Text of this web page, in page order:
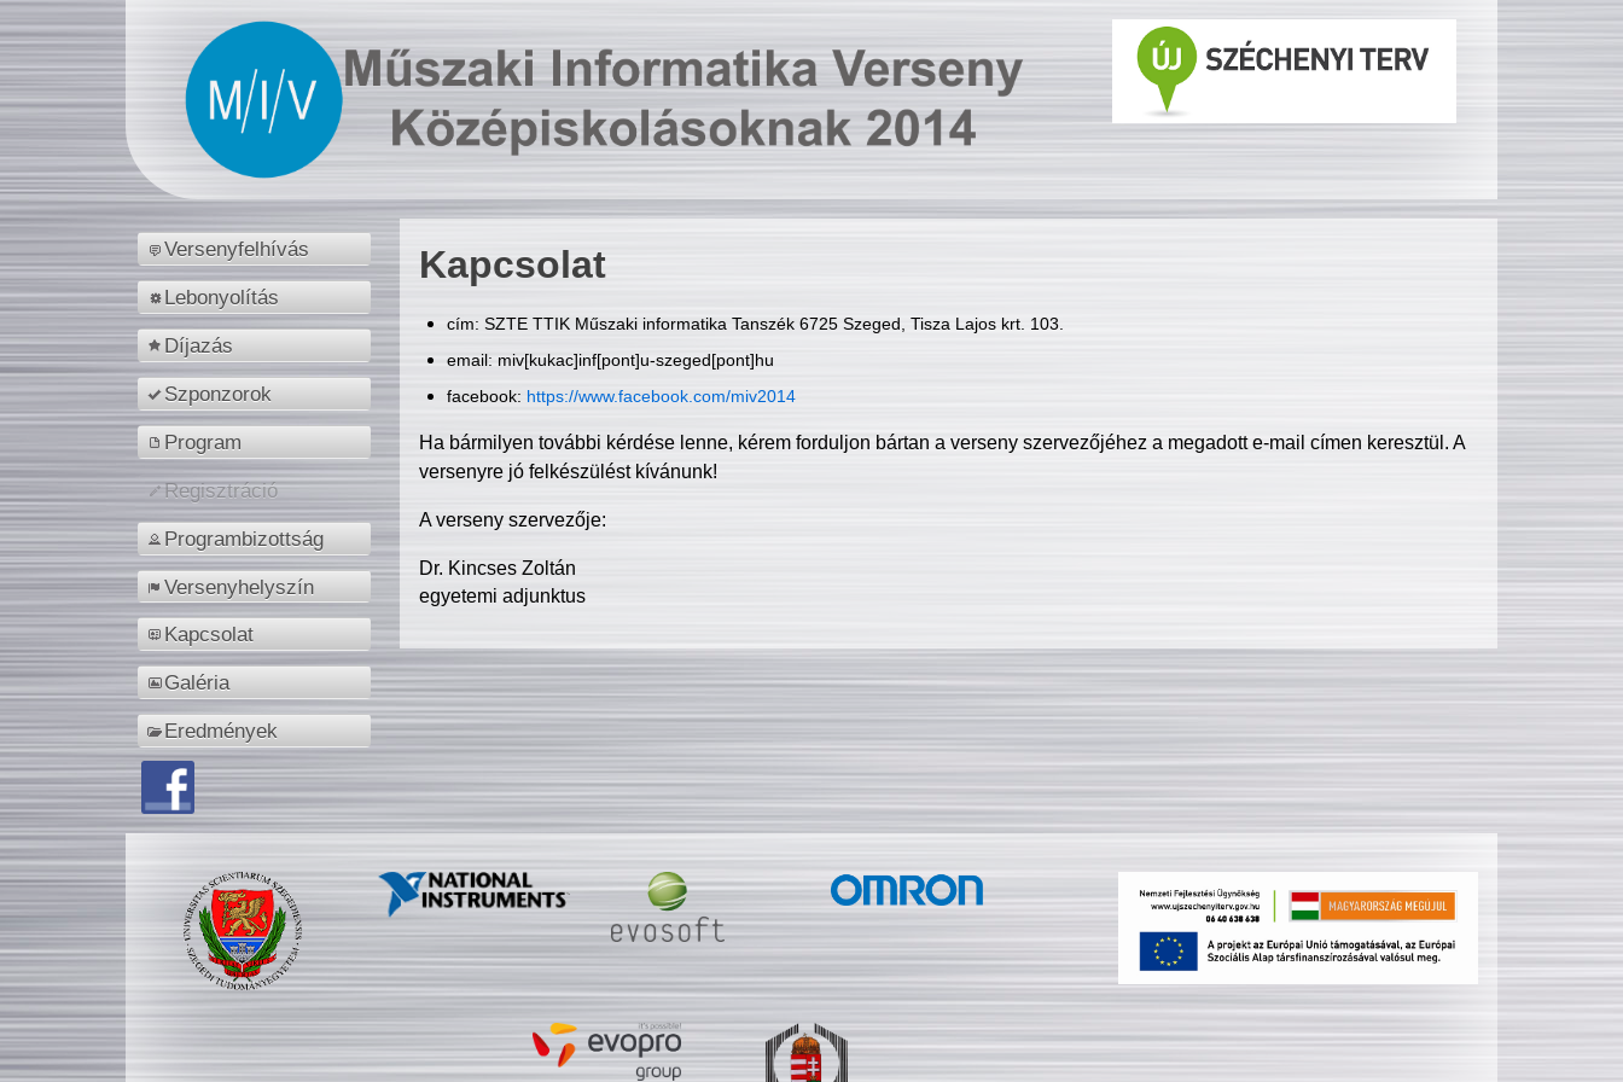
Versenyfelhívás
Lebonyolítás
Díjazás
Szponzorok
Program
Regisztráció
Programbizottság
Versenyhelyszín
Kapcsolat
Galéria
Eredmények
Kapcsolat
cím: SZTE TTIK Műszaki informatika Tanszék 6725 Szeged, Tisza Lajos krt. 103.
email: miv[kukac]inf[pont]u-szeged[pont]hu
facebook: https://www.facebook.com/miv2014
Ha bármilyen további kérdése lenne, kérem forduljon bártan a verseny szervezőjéhez a megadott e-mail címen keresztül. A
versenyre jó felkészülést kívánunk!
A verseny szervezője:
Dr. Kincses Zoltán
egyetemi adjunktus